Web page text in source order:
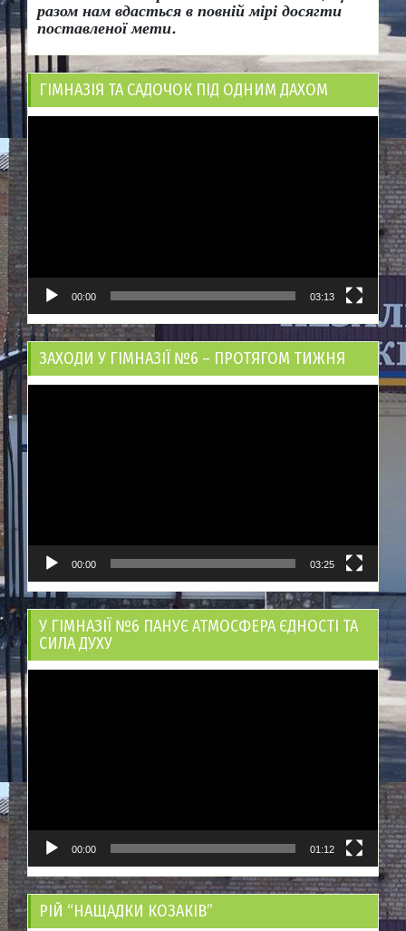
разом нам вдасться в повній мірі досягти
поставленої мети.
ГІМНАЗІЯ ТА САДОЧОК ПІД ОДНИМ ДАХОМ
00:00 03:13
ЗАХОДИ У ГІМНАЗІЇ №6 – ПРОТЯГОМ ТИЖНЯ
00:00 03:25
У ГІМНАЗІЇ №6 ПАНУЄ АТМОСФЕРА ЄДНОСТІ ТА
СИЛА ДУХУ
00:00 01:12
РІЙ “НАЩАДКИ КОЗАКІВ”